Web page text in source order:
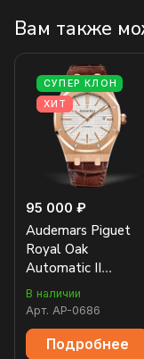
Вам также
СУПЕР КЛОН
ХИТ
95 000 ₽
Audemars Piguet
Royal Oak
Automatic II
В наличии
Арт. AP-0686
Подробнее